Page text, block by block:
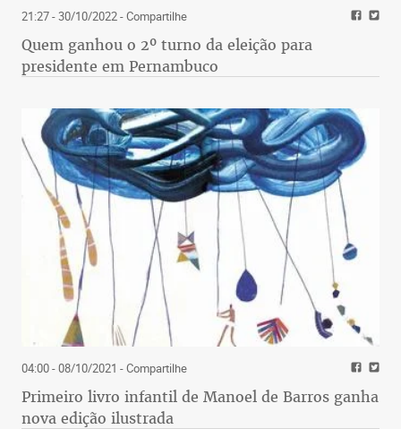
21:27 - 30/10/2022- Compartilhe
Quem ganhou o 2º turno da eleição para
presidente em Pernambuco
04:00 - 08/10/2021 - Compartilhe
Primeiro livro infantil de Manoel de Barros ganha
nova edição ilustrada